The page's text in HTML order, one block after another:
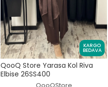
KARGO
BEDAVA
QooQ Store Yarasa Kol Riva
Elbise 26SS400